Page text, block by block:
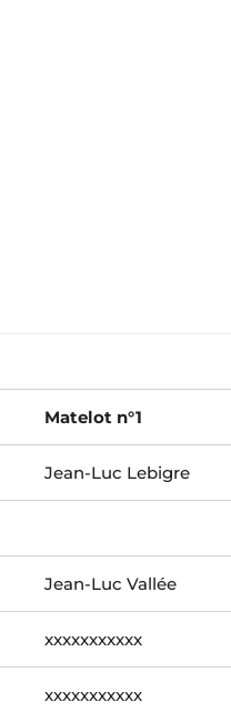
Matelot n°1
Jean-Luc Lebigre
Jean-Luc Vallée
xxxxxxxxxxx
xxxxxxxxxxx